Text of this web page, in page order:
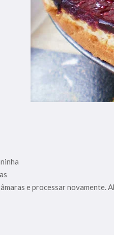
e processar